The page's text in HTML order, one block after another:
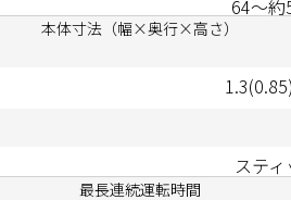
64～
ステ